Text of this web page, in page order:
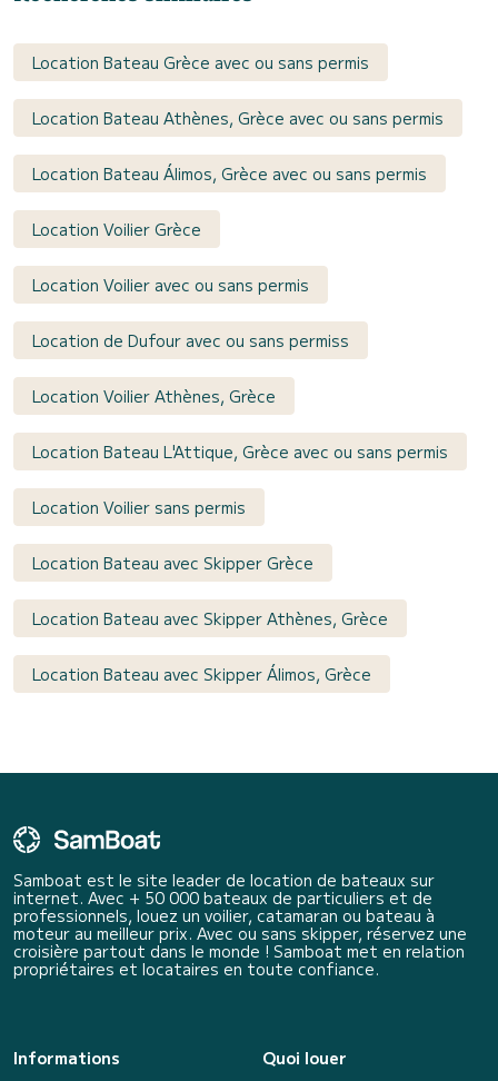
Location Bateau Grèce avec ou sans permis
Location Bateau Athènes, Grèce avec ou sans permis
Location Bateau Álimos, Grèce avec ou sans permis
Location Voilier Grèce
Location Voilier avec ou sans permis
Location de Dufour avec ou sans permiss
Location Voilier Athènes, Grèce
Location Bateau L'Attique, Grèce avec ou sans permis
Location Voilier sans permis
Location Bateau avec Skipper Grèce
Location Bateau avec Skipper Athènes, Grèce
Location Bateau avec Skipper Álimos, Grèce
Samboat est le site leader de location de bateaux sur
internet. Avec + 50 000 bateaux de particuliers et de
professionnels, louez un voilier, catamaran ou bateau à
moteur au meilleur prix. Avec ou sans skipper, réservez une
croisière partout dans le monde ! Samboat met en relation
propriétaires et locataires en toute confiance.
Informations
Quoi louer